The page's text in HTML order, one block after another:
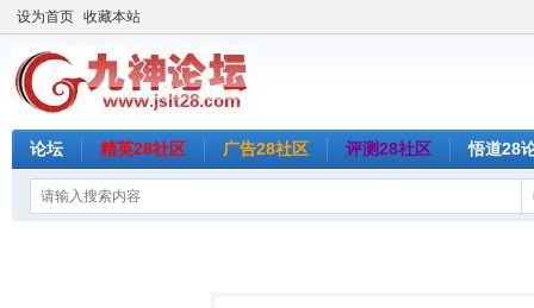
设为首页 收藏本站
论坛 精英28社区 广告28社区 评测28社区 悟道28